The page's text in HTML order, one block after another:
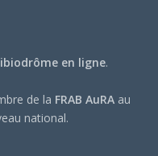
en ligne.
de la FRAB AuRA au
national.